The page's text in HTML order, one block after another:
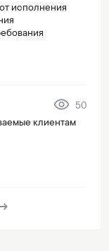
исполнения
50
клиентам